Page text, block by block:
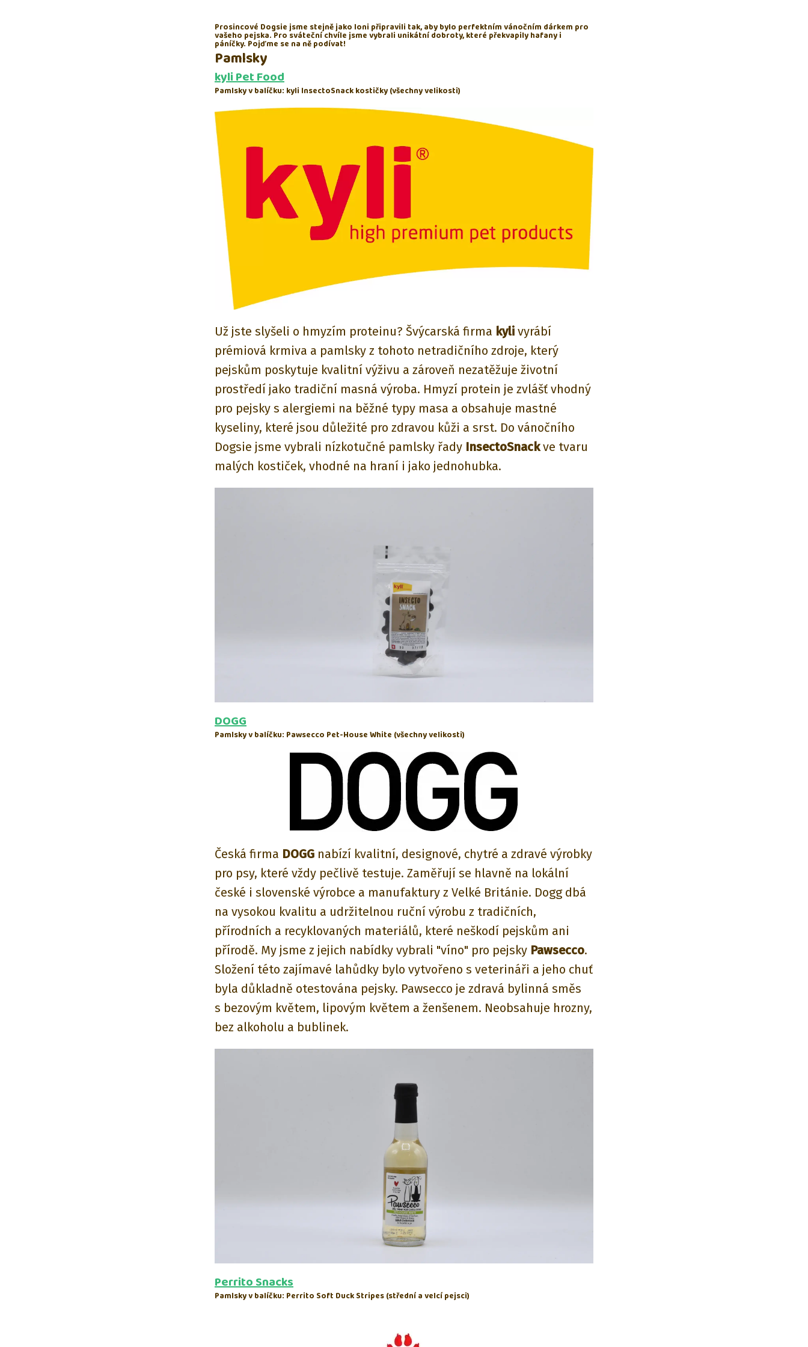
Prosincové Dogsie jsme stejně jako loni připravili tak, aby bylo perfektním vánočním dárkem pro
vašeho pejska. Pro sváteční chvíle jsme vybrali unikátní dobroty, které překvapily hafany i
páníčky. Pojďme se na ně podívat!
Pamlsky
kyli Pet Food
Pamlsky v balíčku: kyli InsectoSnack kostičky (všechny velikosti)
Už jste slyšeli o hmyzím proteinu? Švýcarská firma kyli vyrábí
prémiová krmiva a pamlsky z tohoto netradičního zdroje, který
pejskům poskytuje kvalitní výživu a zároveň nezatěžuje životní
prostředí jako tradiční masná výroba. Hmyzí protein je zvlášť vhodný
pro pejsky s alergiemi na běžné typy masa a obsahuje mastné
kyseliny, které jsou důležité pro zdravou kůži a srst. Do vánočního
Dogsie jsme vybrali nízkotučné pamlsky řady InsectoSnackve tvaru
malých kostiček, vhodné na hraní i jako jednohubka.
DOGG
Pamlsky v balíčku: Pawsecco Pet-House White (všechny velikosti)
Česká firma DOGG nabízí kvalitní, designové, chytré a zdravé výrobky
pro psy, které vždy pečlivě testuje. Zaměřují se hlavně na lokální
české i slovenské výrobce a manufaktury z Velké Británie. Dogg dbá
na vysokou kvalitu a udržitelnou ruční výrobu z tradičních,
přírodních a recyklovaných materiálů, které neškodí pejskům ani
přírodě. My jsme z jejich nabídky vybrali "víno" pro pejsky Pawsecco.
Složení této zajímavé lahůdky bylo vytvořeno s veterináři a jeho chuť
byla důkladně otestována pejsky. Pawsecco je zdravá bylinná směs
s bezovým květem, lipovým květem a ženšenem. Neobsahuje hrozny,
bez alkoholu a bublinek.
Perrito Snacks
Pamlsky v balíčku: Perrito Soft Duck Stripes(střední a velcí pejsci)